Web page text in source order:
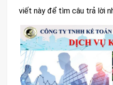
viết này để tìm câu trả lời